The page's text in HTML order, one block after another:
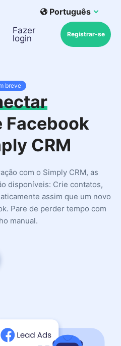
Português
Fazer
login
Registrar-se
breve
Facebook
CRM
com o Simply CRM, as
disponíveis: Crie contatos,
assim que um novo
Pare de perder tempo com
manual.